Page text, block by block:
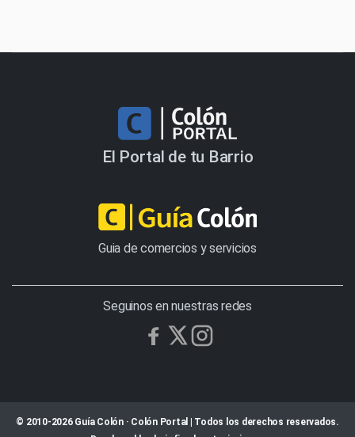
El Portal de tu Barrio
Guia de comercios y servicios
Seguinos en nuestras redes
© 2010-2026 Guía Colón · Colón Portal | Todos los derechos reservados.